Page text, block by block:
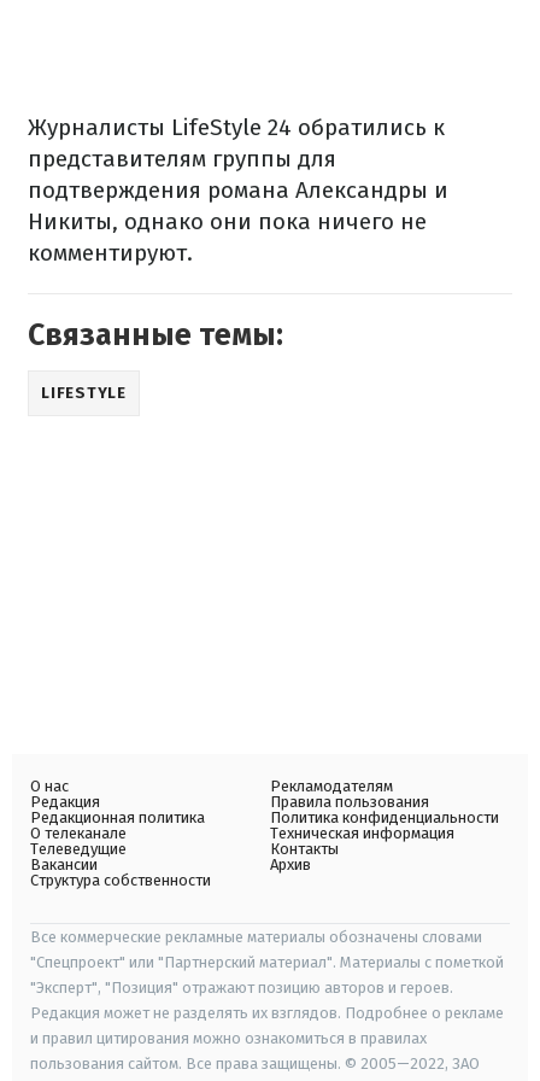
Журналисты LifeStyle 24 обратились к
представителям группы для
подтверждения романа Александры и
Никиты, однако они пока ничего не
комментируют.
Связанные темы:
LIFESTYLE
О нас
Редакция
Редакционная политика
О телеканале
Телеведущие
Вакансии
Структура собственности
Рекламодателям
Правила пользования
Политика конфиденциальности
Техническая информация
Контакты
Архив
Все коммерческие рекламные материалы обозначены словами
"Спецпроект" или "Партнерский материал". Материалы с пометкой
"Эксперт", "Позиция" отражают позицию авторов и героев.
Редакция может не разделять их взглядов. Подробнее о рекламе
и правил цитирования можно ознакомиться в правилах
пользования сайтом. Все права защищены. © 2005—2022, ЗАО